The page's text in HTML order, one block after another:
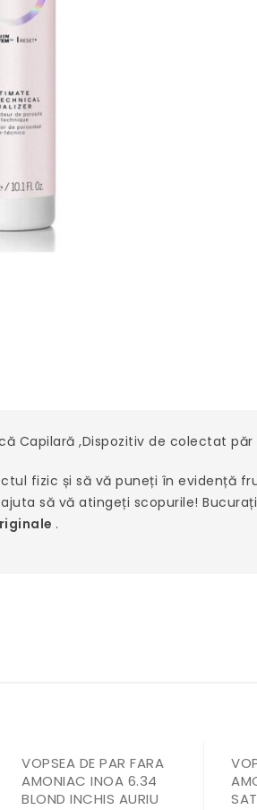
Capilară ,Dispozitiv de colectat păr
fizic și să vă puneți în evidență
să vă atingeți scopurile!
.
VOPSEA DE PAR FARA
AMONIAC INOA 6.34
BLOND INCHIS AURIU